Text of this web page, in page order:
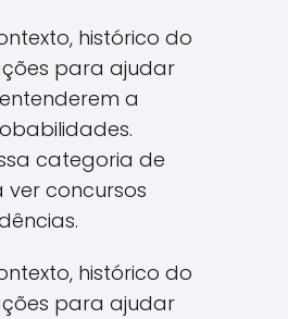
histórico do
para ajudar
a
categoria de
concursos
histórico do
para ajudar